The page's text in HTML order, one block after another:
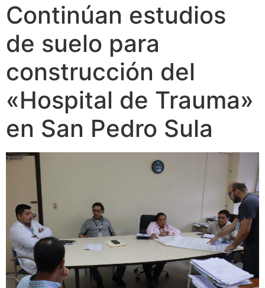
Continúan estudios
de suelo para
construcción del
«Hospital de Trauma»
en San Pedro Sula